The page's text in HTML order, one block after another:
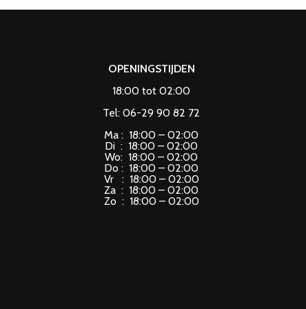
OPENINGSTIJDEN
18:00 tot 02:00
Tel: 06-29 90 82 72
Ma : 18:00 – 02:00
Di : 18:00 – 02:00
Wo: 18:00 – 02:00
Do : 18:00 – 02:00
Vr : 18:00 – 02:00
Za : 18:00 – 02:00
Zo : 18:00 – 02:00